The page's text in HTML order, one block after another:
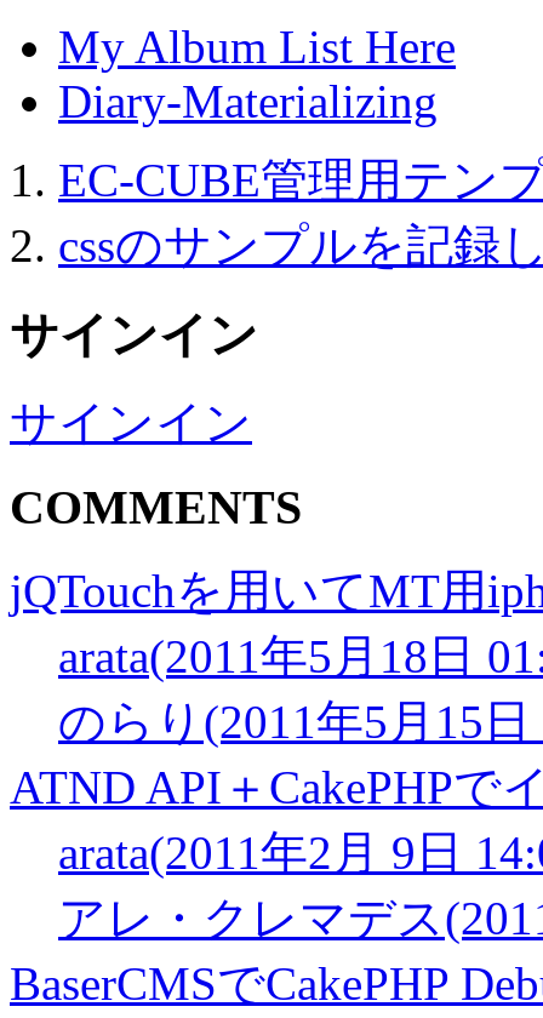
My Album List Here
Diary-Materializing
EC-CUBE管理用テン
cssのサンプルを記録
サインイン
サインイン
COMMENTS
jQTouchを用いてMT用
arata(2011年5月18日
のらり(2011年5月15日
ATND API＋CakePHPで
arata(2011年2月 9日
アレ・クレマデス
BaserCMSでCakePHP